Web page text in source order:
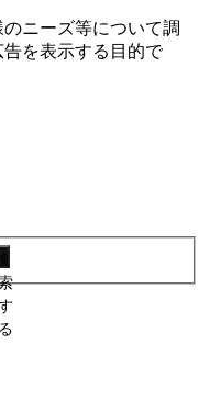
ニーズ等について調
を表⽰する⽬的で
る